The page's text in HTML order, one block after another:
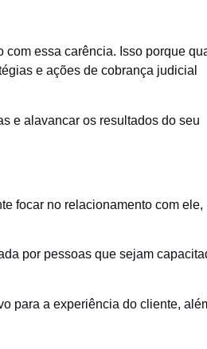
essa carência. Isso porque
e ações de cobrança judicial
e alavancar os resultados do seu
focar no relacionamento com ele,
por pessoas que sejam
para a experiência do cliente,